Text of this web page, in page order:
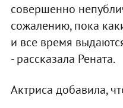
совершенно
сожалению, пока
и все время
- рассказала Рената.
Актриса добавила,